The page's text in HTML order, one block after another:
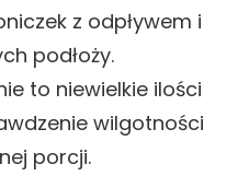
z odpływem i
podłoży.
to niewielkie ilości
wilgotności
porcji.